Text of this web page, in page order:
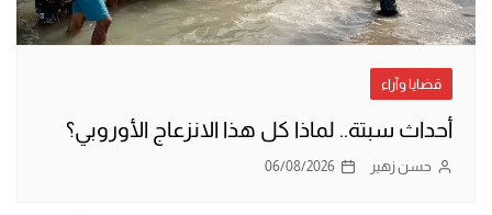
قضايا وآراء
أحداث سبتة.. لماذا كل هذا الانزعاج الأوروبي؟
حسن زهير 06/08/2026